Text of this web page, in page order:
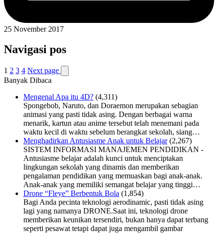
25 November 2017
Navigasi pos
1 2 3 4 Next page
Banyak Dibaca
Mengenal Apa itu 4D? (4,311)
Spongebob, Naruto, dan Doraemon merupakan sebagian
animasi yang pasti tidak asing. Dengan berbagai warna
menarik, kartun atau anime tersebut telah menemani pada
waktu kecil di waktu sebelum berangkat sekolah, siang…
Menghadirkan Antusiasme Anak untuk Belajar (2,267)
SISTEM INFORMASI MANAJEMEN PENDIDIKAN -
Antusiasme belajar adalah kunci untuk menciptakan
lingkungan sekolah yang dinamis dan memberikan
pengalaman pendidikan yang memuaskan bagi anak-anak.
Anak-anak yang memiliki semangat belajar yang tinggi…
Drone “Fleye” Berbentuk Bola (1,854)
Bagi Anda pecinta teknologi aerodinamic, pasti tidak asing
lagi yang namanya DRONE.Saat ini, teknologi drone
memberikan keunikan tersendiri, bukan hanya dapat terbang
seperti pesawat tetapi dapat juga mengambil gambar